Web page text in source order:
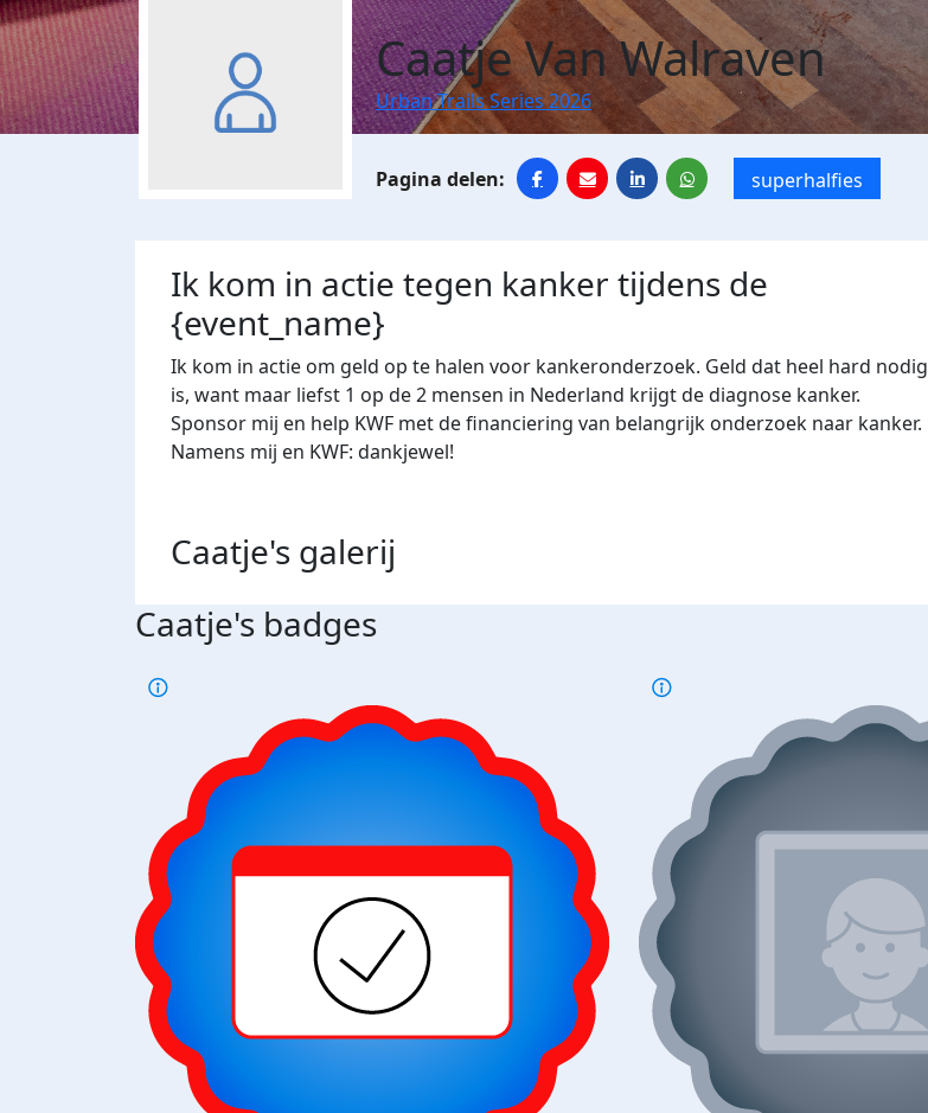
Caatje Van Walraven
Urban Trails Series 2026
superhalfies
Ik kom in actie tegen kanker tijdens de
{event_name}
Ik kom in actie om geld op te halen voor kankeronderzoek. Geld dat heel hard nodig
is, want maar liefst 1 op de 2 mensen in Nederland krijgt de diagnose kanker.
Sponsor mij en help KWF met de financiering van belangrijk onderzoek naar kanker.
Namens mij en KWF: dankjewel!
Caatje's galerij
Caatje's badges